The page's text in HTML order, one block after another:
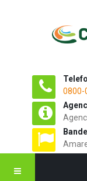
0800-